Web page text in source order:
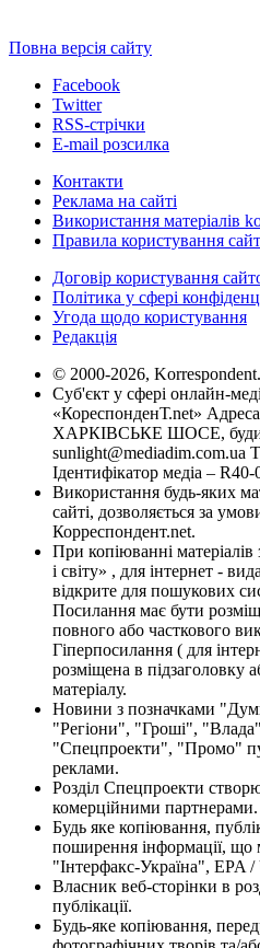
Повна версія сайту
Facebook
Twitter
RSS-стрічки
E-mail розсилка
Контакти
Реклама на сайті
Використання матеріалів
Правила користування
Договір користування
Політика у сфері
Угода щодо користування
Редакція
© 2000-2026,
Суб'єкт у сфері онлайн-
«КореспонденТ.net»
ХАРКІВСЬКЕ ШОСЕ,
sunlight@mediadim.com.ua
Ідентифікатор медіа –
Використання будь-яких
сайті, дозволяється за
Корреспондент.net.
При копіюванні
і світу» , для інтернет -
відкрите для пошукових
Посилання має бути
повного або часткового
Гіперпосилання ( для
розміщена в підзаголовку
матеріалу.
Новини з позначками
"Регіони", "Гроші",
"Спецпроекти", "Промо"
реклами.
Розділ Спецпроекти
комерційними партнерами.
Будь яке копіювання,
поширення інформації, що
"Інтерфакс-Україна", EPA /
Власник веб-сторінки в
публікації.
Будь-яке копіювання,